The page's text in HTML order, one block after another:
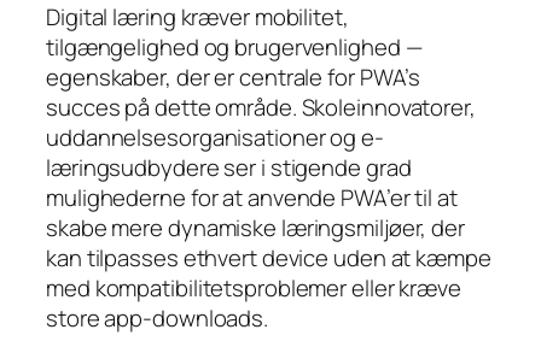
Digital læring kræver mobilitet,
tilgængelighed og brugervenlighed —
egenskaber, der er centrale for PWA’s
succes på dette område. Skoleinnovatorer,
uddannelsesorganisationer og e-
læringsudbydere ser i stigende grad
mulighederne for at anvende PWA’er til at
skabe mere dynamiske læringsmiljøer, der
kan tilpasses ethvert device uden at kæmpe
med kompatibilitetsproblemer eller kræve
store app-downloads.